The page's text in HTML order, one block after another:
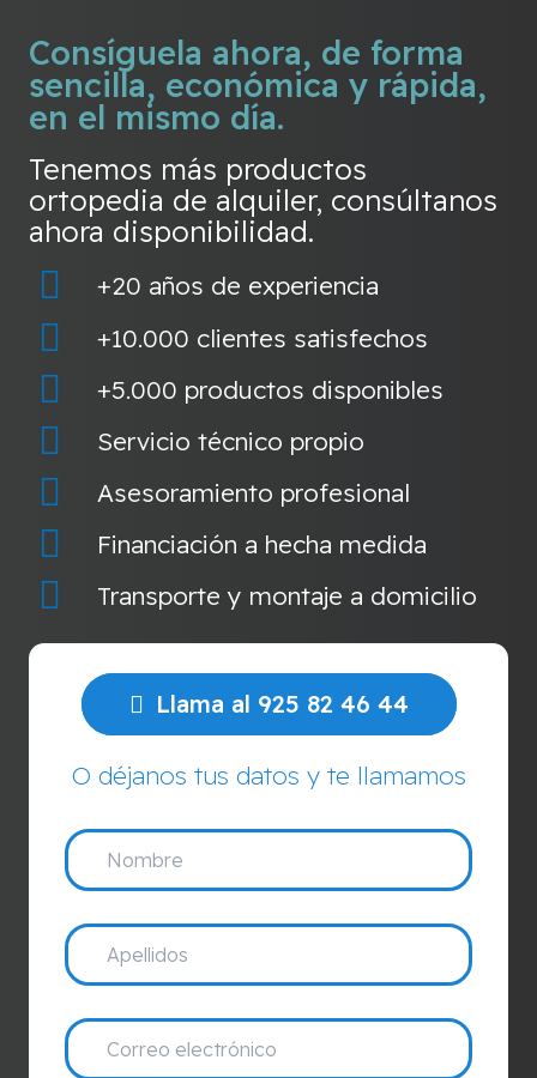
Consíguela ahora, de forma
sencilla, económica y rápida,
en el mismo día.
Tenemos más productos
ortopedia de alquiler, consúltanos
ahora disponibilidad.
+20 años de experiencia
+10.000 clientes satisfechos
+5.000 productos disponibles
Servicio técnico propio
Asesoramiento profesional
Financiación a hecha medida
Transporte y montaje a domicilio
Llama al 925 82 46 44
O déjanos tus datos y te llamamos